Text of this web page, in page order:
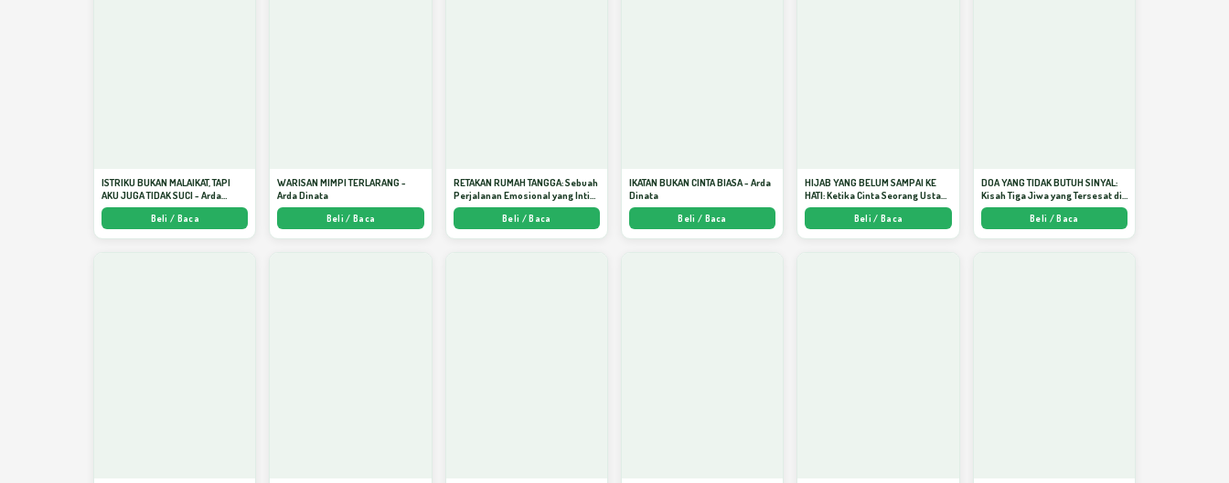
ISTRIKU BUKAN MALAIKAT, TAPI
AKU JUGA TIDAK SUCI - Arda
Dinata
Beli / Baca
WARISAN MIMPI TERLARANG -
Arda Dinata
Beli / Baca
RETAKAN RUMAH TANGGA: Sebuah
Perjalanan Emosional yang Intim
dan Mendalam - Arda Dinata
Beli / Baca
IKATAN BUKAN CINTA BIASA - Arda
Dinata
Beli / Baca
HIJAB YANG BELUM SAMPAI KE
HATI: Ketika Cinta Seorang Ustadz
Menjadi Cermin yang Paling
Kejam - Arda Dinata
Beli / Baca
DOA YANG TIDAK BUTUH SINYAL:
Kisah Tiga Jiwa yang Tersesat di
Era AI dan Menemukan Jalan
Pulang di Bulan Ramadhan" -
Arda Dinata
Beli / Baca